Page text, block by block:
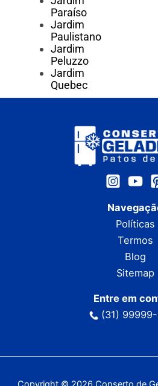
Paraíso
Jardim
Paulistano
Jardim
Peluzzo
Jardim
Quebec
Políticas
Termos
Blog
Sitemap
Entre em
(31)